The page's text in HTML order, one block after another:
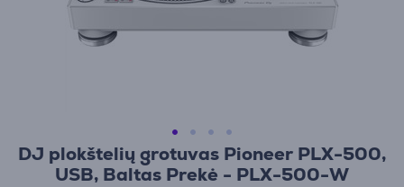
DJ plokštelių grotuvas Pioneer PLX-500,
USB, Baltas Prekė - PLX-500-W